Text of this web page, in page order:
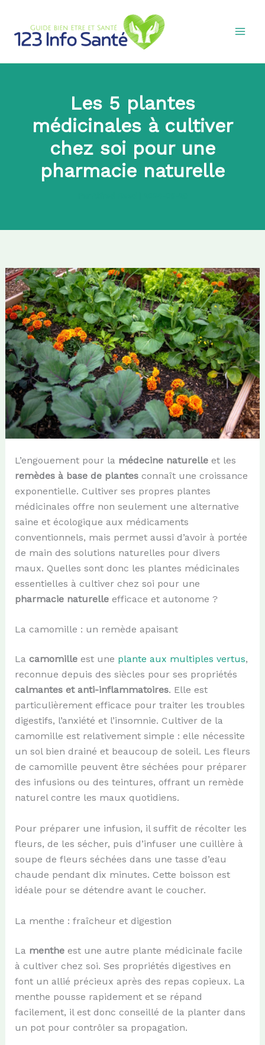
contenu
Les 5 plantes
médicinales à cultiver
chez soi pour une
pharmacie naturelle
L’engouement pour la médecine naturelleet les
remèdes à base de plantesconnaît une croissance
exponentielle. Cultiver ses propres plantes
médicinales offre non seulement une alternative
saine et écologique aux médicaments
conventionnels, mais permet aussi d’avoir à portée
de main des solutions naturelles pour divers
maux. Quelles sont donc les plantes médicinales
essentielles à cultiver chez soi pour une
pharmacie naturelleefficace et autonome ?
La camomille : un remède apaisant
La camomilleest une plante aux multiples vertus,
reconnue depuis des siècles pour ses propriétés
calmantes et anti-inflammatoires. Elle est
particulièrement efficace pour traiter les troubles
digestifs, l’anxiété et l’insomnie. Cultiver de la
camomille est relativement simple : elle nécessite
un sol bien drainé et beaucoup de soleil. Les fleurs
de camomille peuvent être séchées pour préparer
des infusions ou des teintures, offrant un remède
naturel contre les maux quotidiens.
Pour préparer une infusion, il suffit de récolter les
fleurs, de les sécher, puis d’infuser une cuillère à
soupe de fleurs séchées dans une tasse d’eau
chaude pendant dix minutes. Cette boisson est
idéale pour se détendre avant le coucher.
La menthe : fraîcheur et digestion
La mentheest une autre plante médicinale facile
à cultiver chez soi. Ses propriétés digestives en
font un allié précieux après des repas copieux. La
menthe pousse rapidement et se répand
facilement, il est donc conseillé de la planter dans
un pot pour contrôler sa propagation.